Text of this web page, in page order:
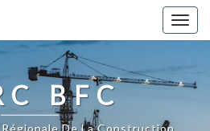
BFC
De La Construction